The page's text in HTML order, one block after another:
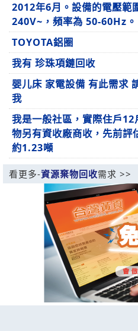
2012年6月。設備的電壓範
240V~，頻率為 50-60Hz。
TOYOTA鋁圈
我有 珍珠項鏈回收
婴儿床 家電設備 有此需求
我
我是一般社區，實際住戶12
物另有資收廠商收，先前評
約1.23噸
看更多-資源棄物回收需求 >>